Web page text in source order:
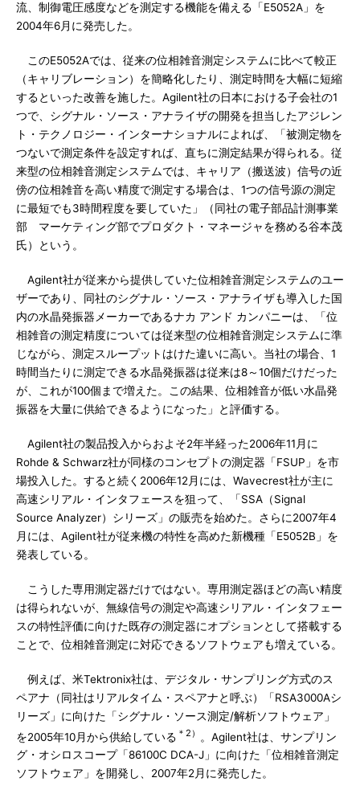
流、制御電圧感度などを測定する機能を備える「E5052A」を
2004年6月に発売した。
このE5052Aでは、従来の位相雑音測定システムに比べて較正
（キャリブレーション）を簡略化したり、測定時間を大幅に短縮
するといった改善を施した。Agilent社の日本における子会社の1
つで、シグナル・ソース・アナライザの開発を担当したアジレン
ト・テクノロジー・インターナショナルによれば、「被測定物を
つないで測定条件を設定すれば、直ちに測定結果が得られる。従
来型の位相雑音測定システムでは、キャリア（搬送波）信号の近
傍の位相雑音を高い精度で測定する場合は、1つの信号源の測定
に最短でも3時間程度を要していた」（同社の電子部品計測事業
部 マーケティング部でプロダクト・マネージャを務める谷本茂
氏）という。
Agilent社が従来から提供していた位相雑音測定システムのユー
ザーであり、同社のシグナル・ソース・アナライザも導入した国
内の水晶発振器メーカーであるナカ アンド カンパニーは、「位
相雑音の測定精度については従来型の位相雑音測定システムに準
じながら、測定スループットはけた違いに高い。当社の場合、1
時間当たりに測定できる水晶発振器は従来は8～10個だけだった
が、これが100個まで増えた。この結果、位相雑音が低い水晶発
振器を大量に供給できるようになった」と評価する。
Agilent社の製品投入からおよそ2年半経った2006年11月に
Rohde & Schwarz社が同様のコンセプトの測定器「FSUP」を市
場投入した。すると続く2006年12月には、Wavecrest社が主に
高速シリアル・インタフェースを狙って、「SSA（Signal
Source Analyzer）シリーズ」の販売を始めた。さらに2007年4
月には、Agilent社が従来機の特性を高めた新機種「E5052B」を
発表している。
こうした専用測定器だけではない。専用測定器ほどの高い精度
は得られないが、無線信号の測定や高速シリアル・インタフェー
スの特性評価に向けた既存の測定器にオプションとして搭載する
ことで、位相雑音測定に対応できるソフトウェアも増えている。
例えば、米Tektronix社は、デジタル・サンプリング方式のス
ペアナ（同社はリアルタイム・スペアナと呼ぶ）「RSA3000Aシ
リーズ」に向けた「シグナル・ソース測定/解析ソフトウェア」
を2005年10月から供給している ＊2）
。Agilent社は、サンプリン
グ・オシロスコープ「86100C DCA-J」に向けた「位相雑音測定
ソフトウェア」を開発し、2007年2月に発売した。